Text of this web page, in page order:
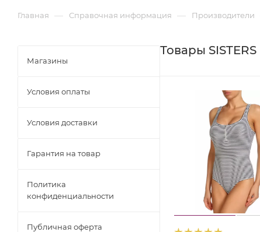
Главная — Справочная информация — Производители
Товары
Магазины
Условия оплаты
Условия доставки
Гарантия на товар
Политика
конфиденциальности
Публичная оферта